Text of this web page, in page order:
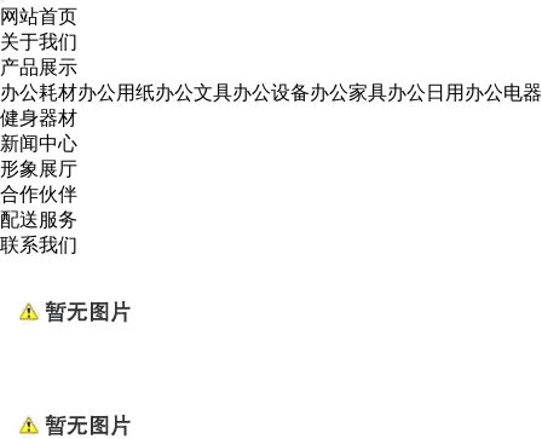
网站首页
关于我们
产品展示
办公耗材办公用纸办公文具办公设备办公家具办公日用 办公电器
健身器材
新闻中心
形象展厅
合作伙伴
配送服务
联系我们